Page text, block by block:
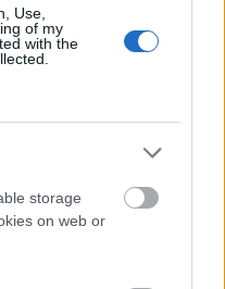
Use,
of my
with the
storage
on web or
corrente e
scarico non è
anche per colpa
non rispettano le
strada ripida e con
per camper non